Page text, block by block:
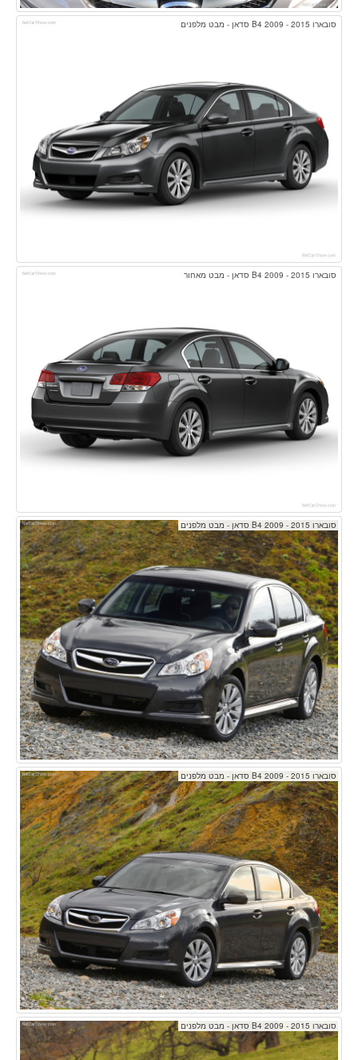
סובארו B4 2009 - 2015 סדאן - מבט מלפנים
סובארו B4 2009 - 2015 סדאן - מבט מאחור
סובארו B4 2009 - 2015 סדאן - מבט מלפנים
סובארו B4 2009 - 2015 סדאן - מבט מלפנים
סובארו B4 2009 - 2015 סדאן - מבט מלפנים